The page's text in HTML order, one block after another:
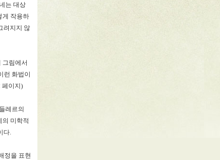
는 대상
게 작용하
려지지 않
그림에서
런 화법이
페이지)
레르의
의 미학적
다.
정을 표현